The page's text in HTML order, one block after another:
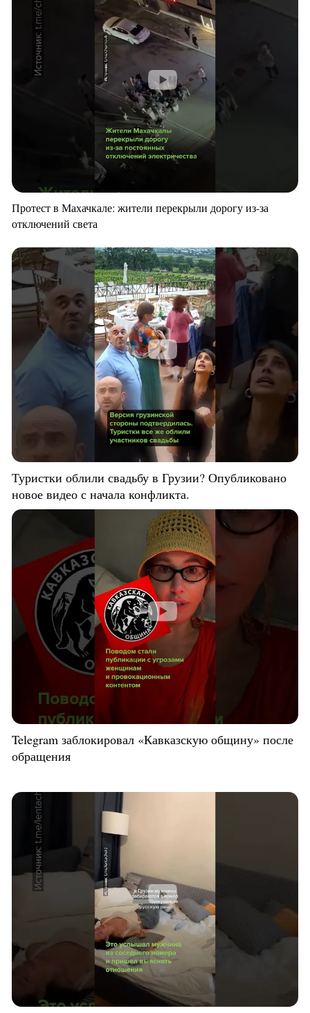
Протест в Махачкале: жители перекрыли дорогу из-за
отключений света
Туристки облили свадьбу в Грузии? Опубликовано
новое видео с начала конфликта.
Telegram заблокировал «Кавказскую общину» после
обращения